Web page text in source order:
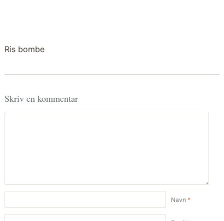
Ris bombe
Skriv en kommentar
Navn *